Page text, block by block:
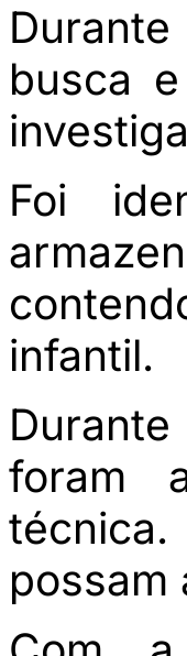
busca
Foi
infantil.
foram
possam